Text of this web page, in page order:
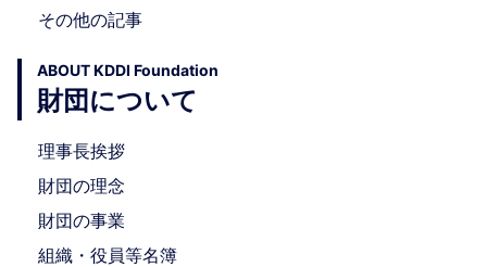
その他の記事
ABOUT KDDI Foundation
財団について
理事長挨拶
財団の理念
財団の事業
組織・役員等名簿